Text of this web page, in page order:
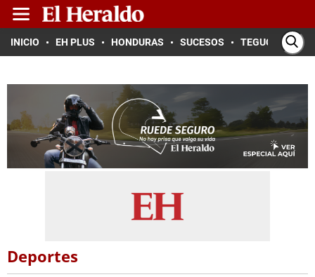
INICIO EH PLUS HONDURAS SUCESOS TEGUCIGALPA
Deportes